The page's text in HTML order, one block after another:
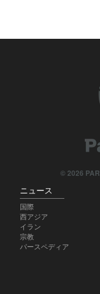
米空軍力、イランの戦
エスパー元米国防長官
© 2026
ニュース
国際
西アジア
イラン
宗教
パースペディア